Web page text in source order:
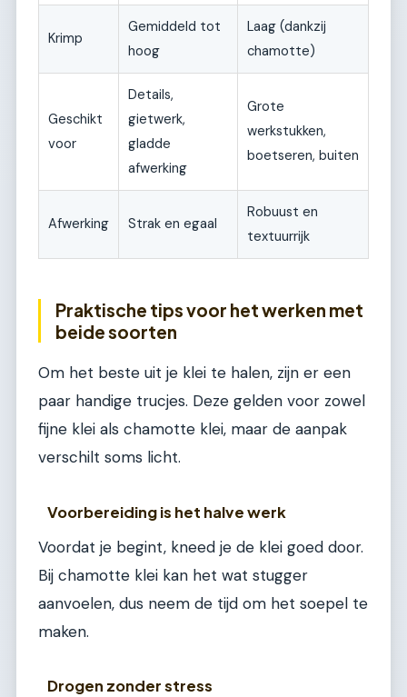
Krimp
Gemiddeld tot
hoog
Laag (dankzij
chamotte)
Geschikt
voor
Details,
gietwerk,
gladde
afwerking
Grote
werkstukken,
boetseren, buiten
Afwerking Strak en egaal
Robuust en
textuurrijk
Praktische tips voor het werken met
beide soorten
Om het beste uit je klei te halen, zijn er een
paar handige trucjes. Deze gelden voor zowel
fijne klei als chamotte klei, maar de aanpak
verschilt soms licht.
Voorbereiding is het halve werk
Voordat je begint, kneed je de klei goed door.
Bij chamotte klei kan het wat stugger
aanvoelen, dus neem de tijd om het soepel te
maken.
Drogen zonder stress